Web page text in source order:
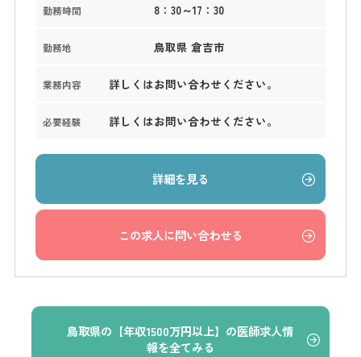
勤務時間 8：30～17：30
勤務地 鳥取県 倉吉市
業務内容 詳しくはお問い合わせください。
必要経験 詳しくはお問い合わせください。
詳細を見る
この求人に問い合わせる
鳥取県の【年収1500万円以上】の医師求人情
報を全てみる